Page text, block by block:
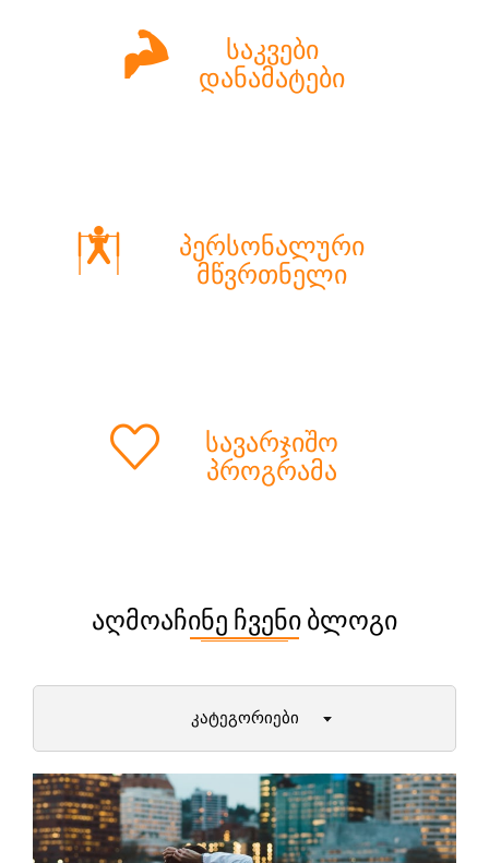
საკვები
დანამატები
პერსონალური
მწვრთნელი
სავარჯიშო
პროგრამა
ᲐᲦᲛᲝᲐᲩᲘᲜᲔ ᲩᲕᲔᲜᲘ ᲑᲚᲝᲒᲘ
ᲙᲐᲢᲔᲒᲝᲠᲘᲔᲑᲘ
პირველი ნაბიჯები ფიტნესში
ქალბატონები (12+)